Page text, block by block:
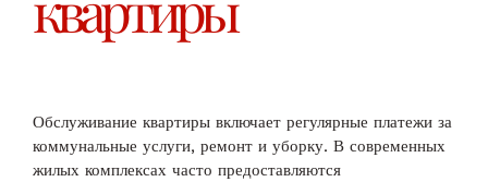
Обслуживание квартиры включает регулярные платежи за
коммунальные услуги, ремонт и уборку. В современных
жилых комплексах часто предоставляются